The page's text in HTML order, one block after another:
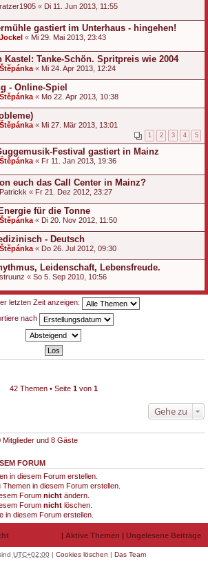
ratzer1905 « Di 11. Jun 2013, 11:55
gastiert im Unterhaus - hingehen!
Jockel « Mi 29. Mai 2013, 23:43
Kastel: Tanke-Schön. Spritpreis wie 2004
Štěpánka « Mi 24. Apr 2013, 12:24
- Online-Spiel
Štěpánka « Mo 22. Apr 2013, 10:38
Štěpánka « Mi 27. Mär 2013, 13:01
1 2 3 4 5
Festival gastiert in Mainz
Štěpánka « Fr 11. Jan 2013, 19:36
euch das Call Center in Mainz?
Patrickk « Fr 21. Dez 2012, 23:27
für die Tonne
Štěpánka « Di 20. Nov 2012, 11:50
- Deutsch
Štěpánka « Do 26. Jul 2012, 09:30
Leidenschaft, Lebensfreude.
struunz « So 5. Sep 2010, 10:56
letzten Zeit anzeigen:
nach
42 Themen • Seite 1 von 1
Gehe zu
Mitglieder und 8 Gäste
FORUM
in diesem Forum erstellen.
in diesem Forum erstellen.
Forum nicht ändern.
Forum nicht löschen.
in diesem Forum erstellen.
| Aktive Themen | Ungelesene Beiträge
UTC+02:00| Cookies löschen | Das Team